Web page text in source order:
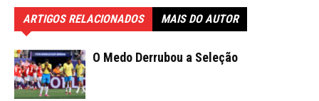
ARTIGOS RELACIONADOS MAIS DO AUTOR
O Medo Derrubou a Seleção